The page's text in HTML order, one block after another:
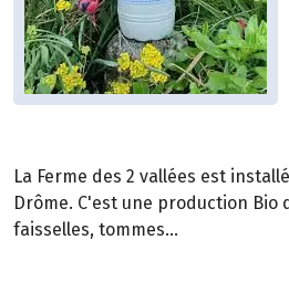
La Ferme des 2 vallées est
Drôme. C'est une production Bio
faisselles, tommes...